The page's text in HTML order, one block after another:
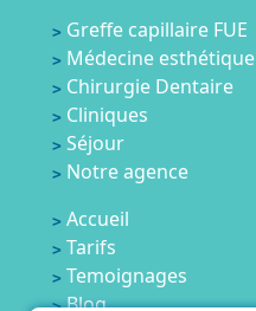
Greffe capillaire FUE
Médecine esthétique
Chirurgie Dentaire
Cliniques
Séjour
Notre agence
Accueil
Tarifs
Temoignages
Blog